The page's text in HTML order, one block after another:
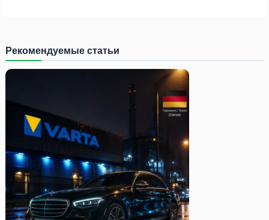
Рекомендуемые статьи